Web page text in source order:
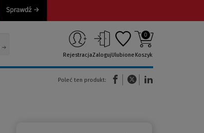
RejestracjaZalogujUlubione
0
Koszyk
Poleć ten produkt:
(Nowe okno)(Link do innej strony)